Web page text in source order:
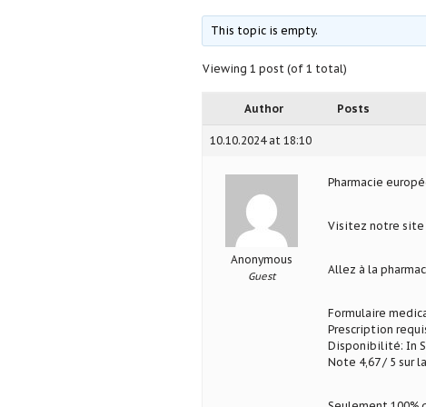
This topic is empty.
Viewing 1 post (of 1 total)
Author Posts
10.10.2024 at 18:10
Anonymous
Guest
Pharmacie
Visitez notre site
Allez à la
Formulaire
Prescription
Disponibilité: In
Note 4,67 / 5 sur